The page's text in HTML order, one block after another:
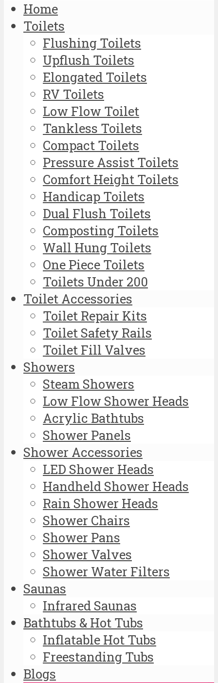
Home
Toilets
Flushing Toilets
Upflush Toilets
Elongated Toilets
RV Toilets
Low Flow Toilet
Tankless Toilets
Compact Toilets
Pressure Assist Toilets
Comfort Height Toilets
Handicap Toilets
Dual Flush Toilets
Composting Toilets
Wall Hung Toilets
One Piece Toilets
Toilets Under 200
Toilet Accessories
Toilet Repair Kits
Toilet Safety Rails
Toilet Fill Valves
Showers
Steam Showers
Low Flow Shower Heads
Acrylic Bathtubs
Shower Panels
Shower Accessories
LED Shower Heads
Handheld Shower Heads
Rain Shower Heads
Shower Chairs
Shower Pans
Shower Valves
Shower Water Filters
Saunas
Infrared Saunas
Bathtubs & Hot Tubs
Inflatable Hot Tubs
Freestanding Tubs
Blogs